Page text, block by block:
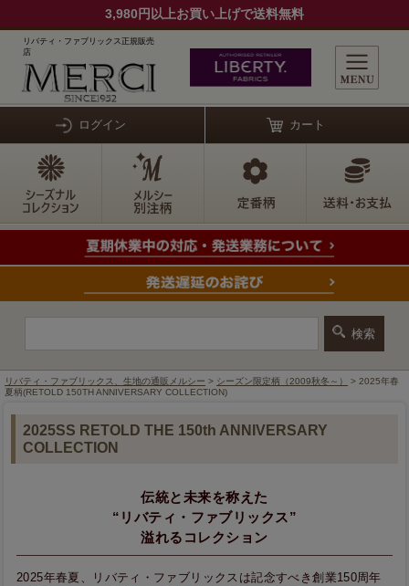
3,980円以上お買い上げで送料無料
リバティ・ファブリックス正規販売
店
ログイン カート
リバティ・ファブリックス、生地の通販メルシー > シーズン限定柄（2009秋冬～）
> 2025年春
夏柄(RETOLD 150TH ANNIVERSARY COLLECTION)
2025SS RETOLD THE 150th ANNIVERSARY
COLLECTION
伝統と未来を称えた
“リバティ・ファブリックス”
溢れるコレクション
2025年春夏、リバティ・ファブリックスは記念すべき創業150周年